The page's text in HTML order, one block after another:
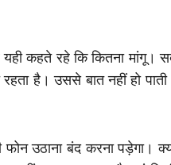
कहते रहे कि कितना मांगू।
है। उससे बात नहीं हो
उठाना बंद करना पड़ेगा।